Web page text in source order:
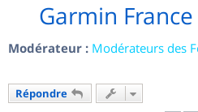
Garmin
Modérateur : Modérateurs des
Répondre